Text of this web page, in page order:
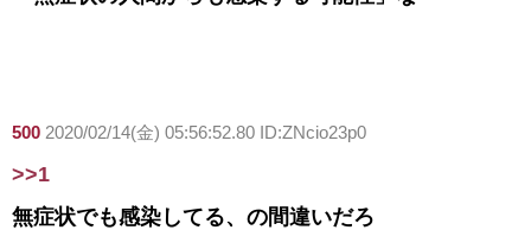
500 2020/02/14(金) 05:56:52.80 ID:ZNcio23p0
>>1
無症状でも感染してる、の間違いだろ